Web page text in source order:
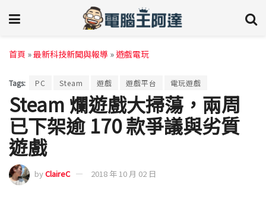
首頁 »最新科技新聞與報導 »遊戲電玩
Tags: PC Steam 遊戲 遊戲平台 電玩遊戲
Steam 爛遊戲大掃蕩，兩周
已下架逾 170 款爭議與劣質
遊戲
byClaireC 2018 年 10 月 02 日